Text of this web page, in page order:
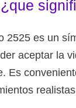
2525 es un
aceptar la
Es